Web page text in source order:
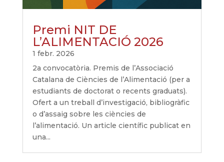
Premi NIT DE
L’ALIMENTACIÓ 2026
1 febr. 2026
2a convocatòria. Premis de l’Associació
Catalana de Ciències de l’Alimentació (per a
estudiants de doctorat o recents graduats).
Ofert a un treball d’investigació, bibliogràfic
o d’assaig sobre les ciències de
l’alimentació. Un article científic publicat en
una...